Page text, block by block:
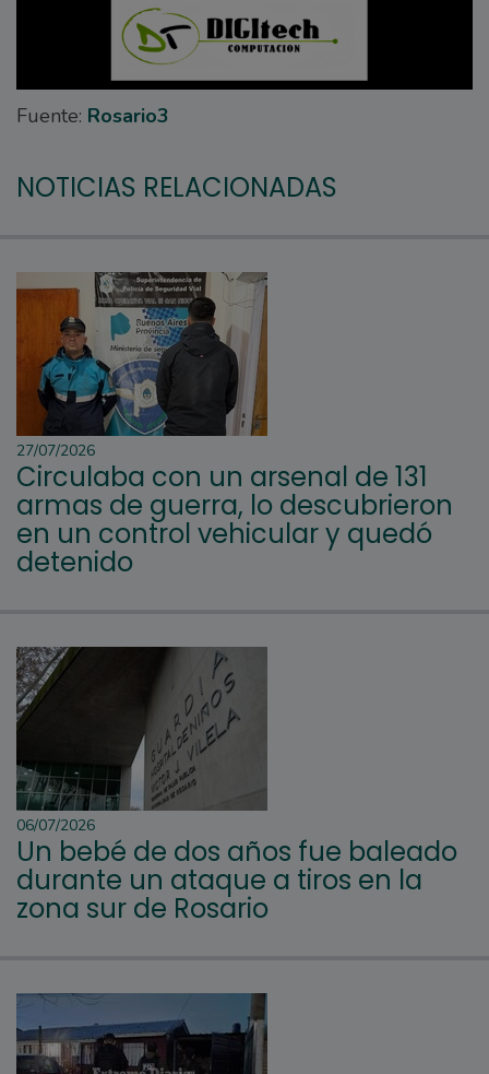
Fuente: Rosario3
NOTICIAS RELACIONADAS
27/07/2026
Circulaba con un arsenal de 131
armas de guerra, lo descubrieron
en un control vehicular y quedó
detenido
06/07/2026
Un bebé de dos años fue baleado
durante un ataque a tiros en la
zona sur de Rosario